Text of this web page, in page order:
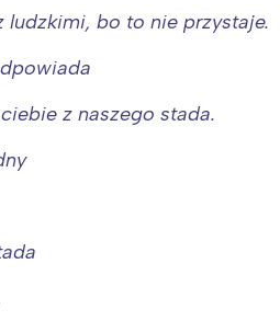
ludzkimi, bo to nie przystaje.
z naszego stada.